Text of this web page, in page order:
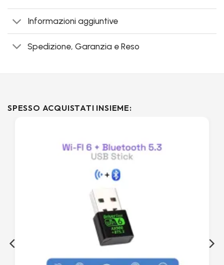
Informazioni aggiuntive
Spedizione, Garanzia e Reso
SPESSO ACQUISTATI INSIEME: